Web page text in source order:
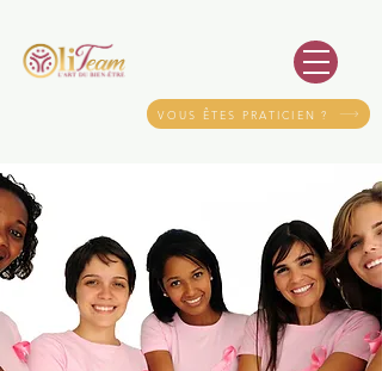
VOUS ÊTES PRATICIEN ?